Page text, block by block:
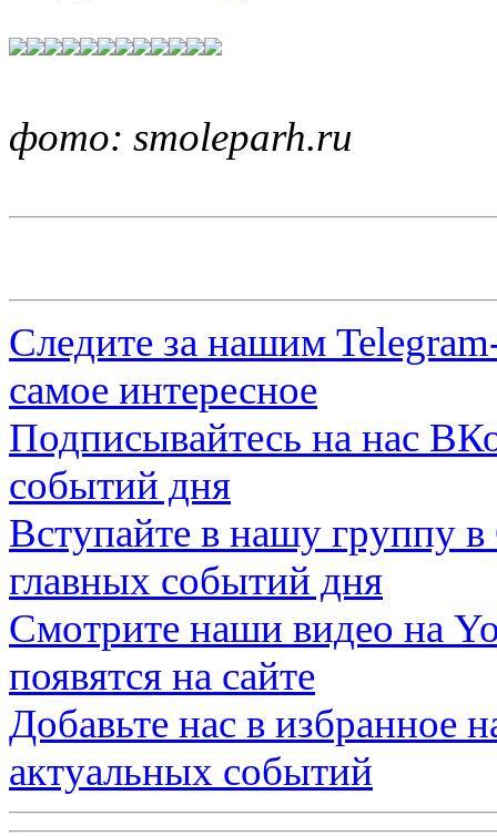
фото: smoleparh.ru
Следите за нашим
самое интересное
Подписывайтесь на нас
событий дня
Вступайте в нашу группу в
главных событий дня
Смотрите наши видео на
появятся на сайте
Добавьте нас в избранное
актуальных событий